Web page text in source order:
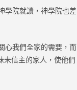
學院就讀，神學院也差
心我們全家的需要，而
未信主的家人，使他們